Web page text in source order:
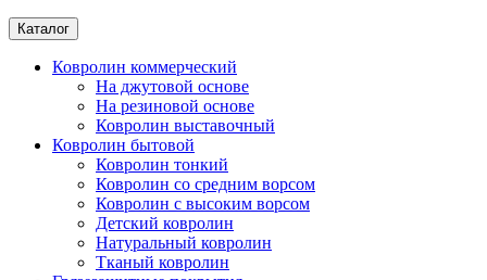
Каталог
Ковролин коммерческий
На джутовой основе
На резиновой основе
Ковролин выставочный
Ковролин бытовой
Ковролин тонкий
Ковролин со средним ворсом
Ковролин с высоким ворсом
Детский ковролин
Натуральный ковролин
Тканый ковролин